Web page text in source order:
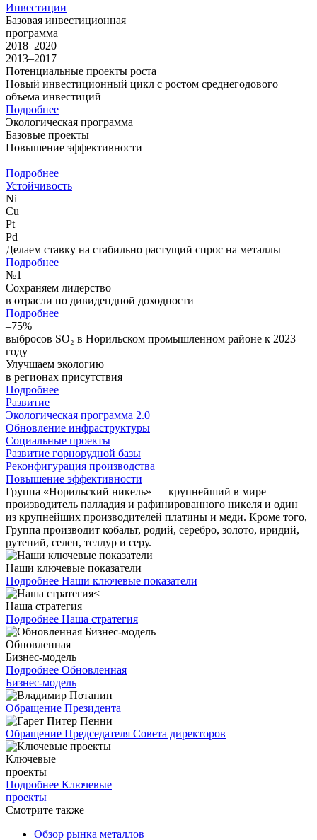
Инвестиции
Базовая инвестиционная
программа
2018–2020
2013–2017
Потенциальные проекты роста
Новый инвестиционный цикл с ростом среднегодового
объема инвестиций
Подробнее
Экологическая программа
Базовые проекты
Повышение эффективности
Подробнее
Устойчивость
Ni
Cu
Pt
Pd
Делаем ставку на стабильно растущий спрос на металлы
Подробнее
№1
Сохраняем лидерство
в отрасли по дивидендной доходности
Подробнее
–75%
выбросов SO₂ в Норильском промышленном районе к 2023
году
Улучшаем экологию
в регионах присутствия
Подробнее
Развитие
Экологическая программа 2.0
Обновление инфраструктуры
Социальные проекты
Развитие горнорудной базы
Реконфигурация производства
Повышение эффективности
Группа «Норильский никель» — крупнейший в мире
производитель палладия и рафинированного никеля и один
из крупнейших производителей платины и меди. Кроме того,
Группа производит кобальт, родий, серебро, золото, иридий,
рутений, селен, теллур и серу.
Наши ключевые показатели
Подробнее Наши ключевые показатели
Наша стратегия
Подробнее Наша стратегия
Обновленная
Бизнес-модель
Подробнее Обновленная
Бизнес-модель
Обращение Президента
Обращение Председателя Совета директоров
Ключевые
проекты
Подробнее Ключевые
проекты
Смотрите также
Обзор рынка металлов